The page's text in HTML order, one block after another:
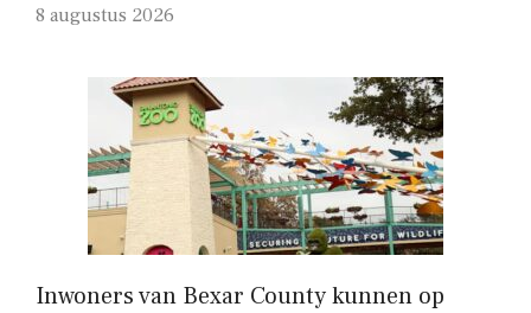
8 augustus 2026
Inwoners van Bexar County kunnen op